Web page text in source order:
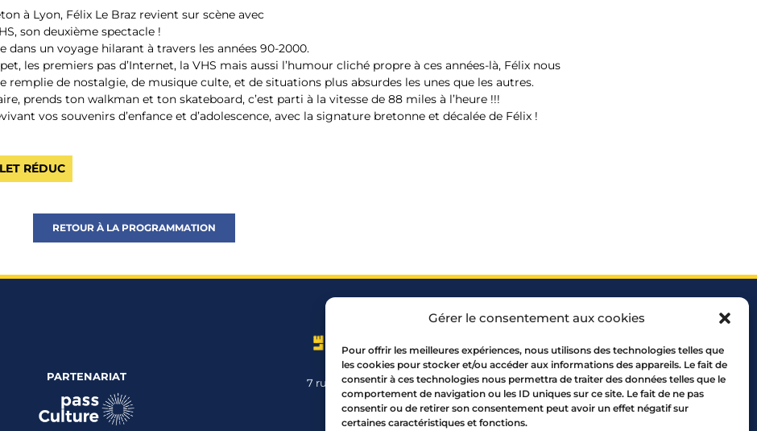
Gérer le consentement aux cookies
Pour offrir les meilleures expériences, nous utilisons des technologies telles que
les cookies pour stocker et/ou accéder aux informations des appareils. Le fait de
consentir à ces technologies nous permettra de traiter des données telles que le
comportement de navigation ou les ID uniques sur ce site. Le fait de ne pas
consentir ou de retirer son consentement peut avoir un effet négatif sur
certaines caractéristiques et fonctions.
à Lyon, Félix Le Braz revient sur scène avec
, son deuxième spectacle !
dans un voyage hilarant à travers les années 90-2000.
les premiers pas d’Internet, la VHS mais aussi l’humour cliché propre à ces années-là, Félix nous
remplie de nostalgie, de musique culte, et de situations plus absurdes les unes que les autres.
prends ton walkman et ton skateboard, c’est parti à la vitesse de 88 miles à l’heure !!!
vos souvenirs d’enfance et d’adolescence, avec la signature bretonne et décalée de Félix !
RÉDUC
RETOUR À LA PROGRAMMATION
PARTENARIAT
7 rue Mourguet 69005 LYON
04 72 05 10 00